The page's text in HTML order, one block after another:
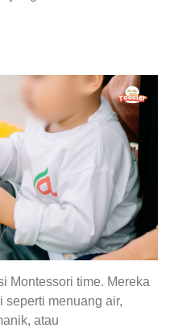
Montessori time. Mereka
seperti menuang air,
atau